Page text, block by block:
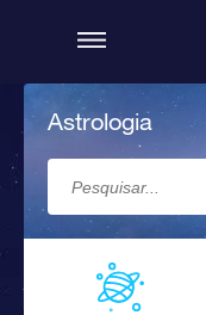
Astrologia